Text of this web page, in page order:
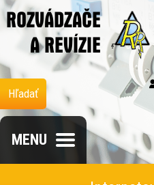
Hľadať
MENU